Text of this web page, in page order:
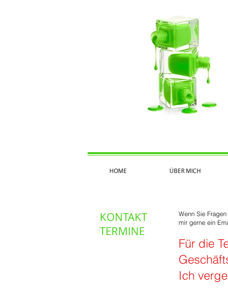
HOME ÜBER MICH
KONTAKT
TERMINE
Wenn Sie
mir gerne ein
Für die
Ich